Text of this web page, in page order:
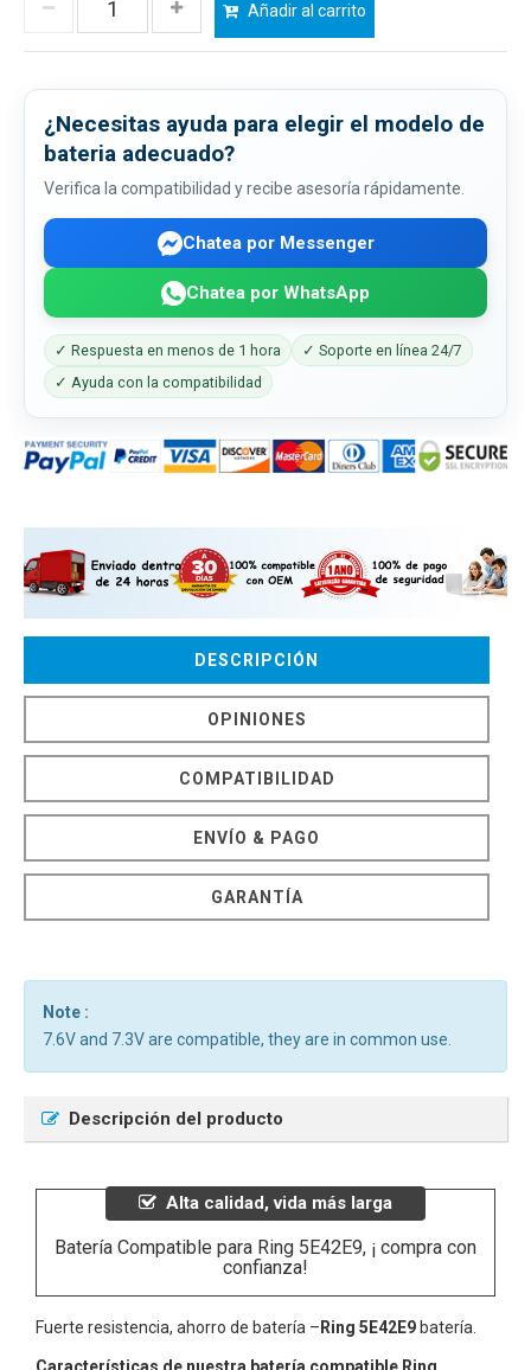
Añadir al carrito
¿Necesitas ayuda para elegir el modelo de
bateria adecuado?
Verifica la compatibilidad y recibe asesoría rápidamente.
Chatea por Messenger
Chatea por WhatsApp
✓ Respuesta en menos de 1 hora
✓ Soporte en línea 24/7
✓ Ayuda con la compatibilidad
DESCRIPCIÓN
OPINIONES
COMPATIBILIDAD
ENVÍO & PAGO
GARANTÍA
Note :
7.6V and 7.3V are compatible, they are in common use.
Descripción del producto
Alta calidad, vida más larga
Batería Compatible para Ring 5E42E9, ¡ compra con
confianza!
Fuerte resistencia, ahorro de batería – Ring 5E42E9 batería.
Características de nuestra batería compatible Ring